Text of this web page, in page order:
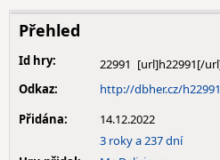
Přehled
Id hry:
22991
Odkaz:
http://dbher.cz/h22991
Přidána:
14.12.2022
3 roky a 237 dní